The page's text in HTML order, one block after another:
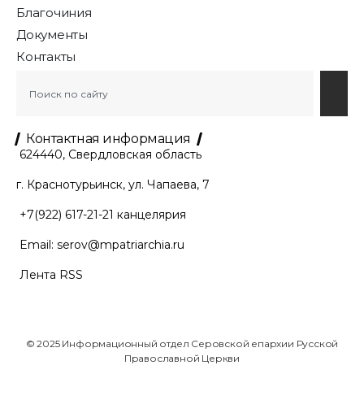
Благочиния
Документы
Контакты
Контактная информация
624440, Свердловская область
г. Краснотурьинск, ул. Чапаева, 7
+7(922) 617-21-21 канцелярия
Email: serov@mpatriarchia.ru
Лента RSS
© 2025 Информационный отдел Серовской епархии Русской
Православной Церкви